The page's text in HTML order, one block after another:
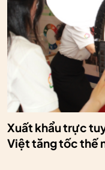
Xuất khẩu trực
Việt tăng tốc thế